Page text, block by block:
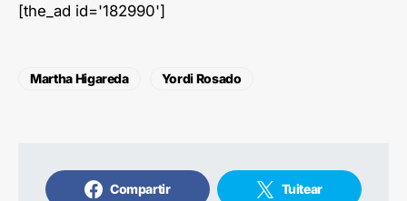
[the_ad id='182990']
Martha Higareda Yordi Rosado
Compartir Tuitear